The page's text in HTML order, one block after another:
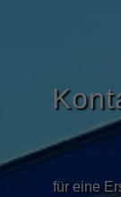
für eine